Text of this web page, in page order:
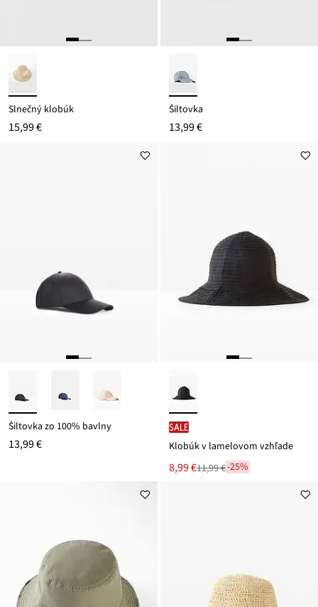
Slnečný klobúk
15,99 €
Šiltovka
13,99 €
Šiltovka zo 100% bavlny
13,99 €
SALE
Klobúk v lamelovom vzhľade
Nová
cena
8,99 €
Zľava11,99 €-25%